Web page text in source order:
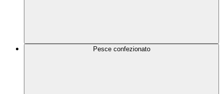
Pesce confezionato